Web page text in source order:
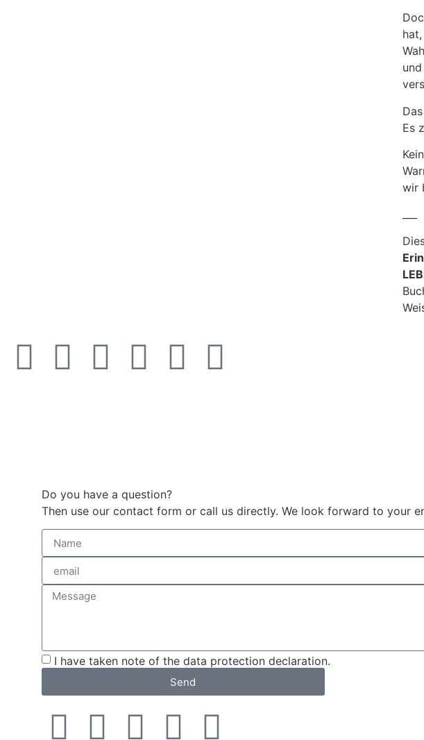
Es
wir
Do you have a question?
Then use our contact form or call us directly. We look forward to your
I have taken note of the data protection declaration.
Send